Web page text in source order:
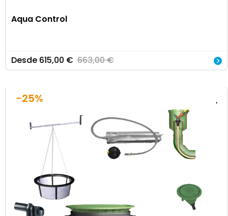
Aqua Control
Desde 615,00 € 663,00€
-25%